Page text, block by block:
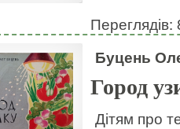
Переглядів:
Буцень
Город
Дітям про